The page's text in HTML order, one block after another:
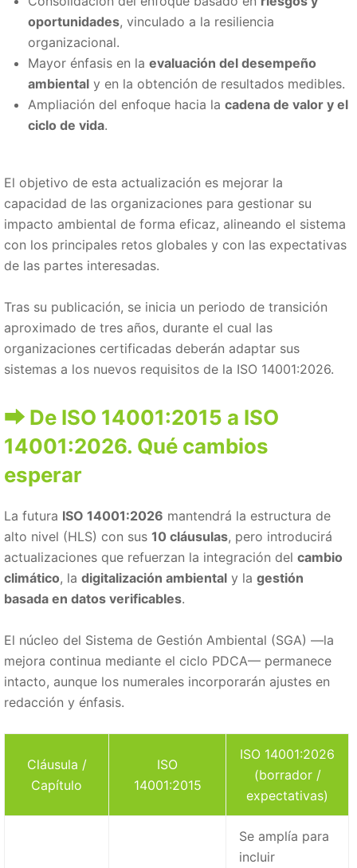
oportunidades, vinculado a la resiliencia
organizacional.
Mayor énfasis en la evaluación del desempeño
ambiental y en la obtención de resultados medibles.
Ampliación del enfoque hacia la cadena de valor y el
ciclo de vida.
El objetivo de esta actualización es mejorar la
capacidad de las organizaciones para gestionar su
impacto ambiental de forma eficaz, alineando el sistema
con los principales retos globales y con las expectativas
de las partes interesadas.
Tras su publicación, se inicia un periodo de transición
aproximado de tres años, durante el cual las
organizaciones certificadas deberán adaptar sus
sistemas a los nuevos requisitos de la ISO 14001:2026.
De ISO 14001:2015 a ISO
14001:2026. Qué cambios
esperar
La futura ISO 14001:2026 mantendrá la estructura de
alto nivel (HLS) con sus 10 cláusulas, pero introducirá
actualizaciones que refuerzan la integración del cambio
climático, la digitalización ambiental y la gestión
basada en datos verificables.
El núcleo del Sistema de Gestión Ambiental (SGA) —la
mejora continua mediante el ciclo PDCA— permanece
intacto, aunque los numerales incorporarán ajustes en
redacción y énfasis.
Cláusula /
Capítulo
ISO
14001:2015
ISO 14001:2026
(borrador /
expectativas)
Se amplía para
incluir